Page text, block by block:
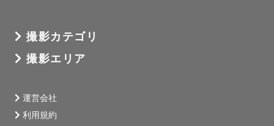
撮影カテゴリ
撮影エリア
運営会社
利用規約